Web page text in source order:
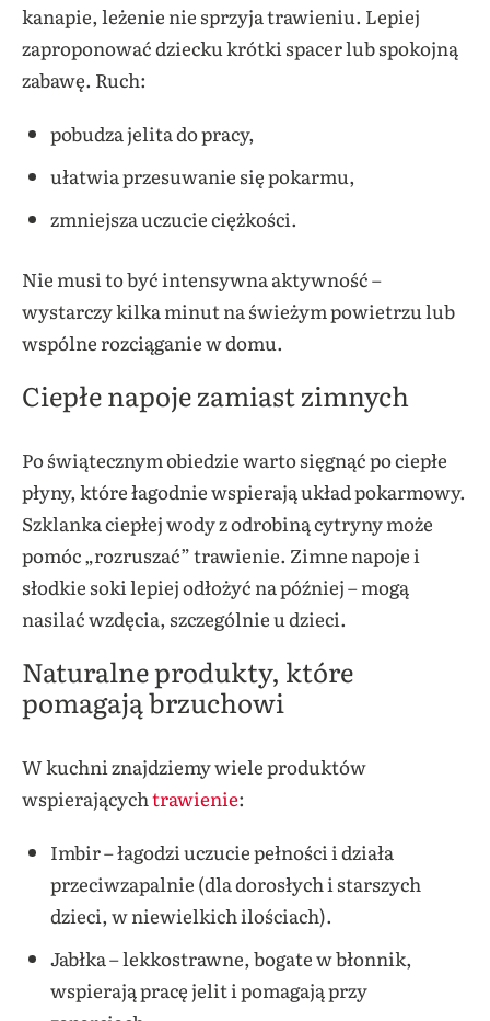
kanapie, leżenie nie sprzyja trawieniu. Lepiej
zaproponować dziecku krótki spacer lub spokojną
zabawę. Ruch:
pobudza jelita do pracy,
ułatwia przesuwanie się pokarmu,
zmniejsza uczucie ciężkości.
Nie musi to być intensywna aktywność –
wystarczy kilka minut na świeżym powietrzu lub
wspólne rozciąganie w domu.
Ciepłe napoje zamiast zimnych
Po świątecznym obiedzie warto sięgnąć po ciepłe
płyny, które łagodnie wspierają układ pokarmowy.
Szklanka ciepłej wody z odrobiną cytryny może
pomóc „rozruszać” trawienie. Zimne napoje i
słodkie soki lepiej odłożyć na później – mogą
nasilać wzdęcia, szczególnie u dzieci.
Naturalne produkty, które
pomagają brzuchowi
W kuchni znajdziemy wiele produktów
wspierającychtrawienie:
Imbir – łagodzi uczucie pełności i działa
przeciwzapalnie (dla dorosłych i starszych
dzieci, w niewielkich ilościach).
Jabłka – lekkostrawne, bogate w błonnik,
wspierają pracę jelit i pomagają przy